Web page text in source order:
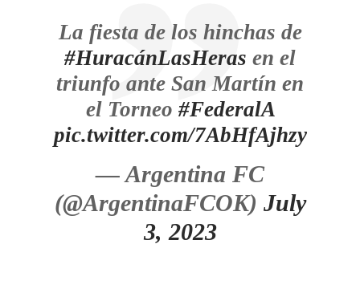
La fiesta de los hinchas de
#HuracánLasHeras en el
triunfo ante San Martín en
el Torneo #FederalA
pic.twitter.com/7AbHfAjhzy
— Argentina FC
(@ArgentinaFCOK) July
3, 2023